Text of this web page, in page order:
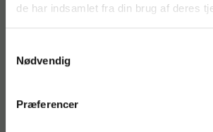
de har indsamlet fra din brug af deres
Nødvendig
Præferencer
Produktdatablad